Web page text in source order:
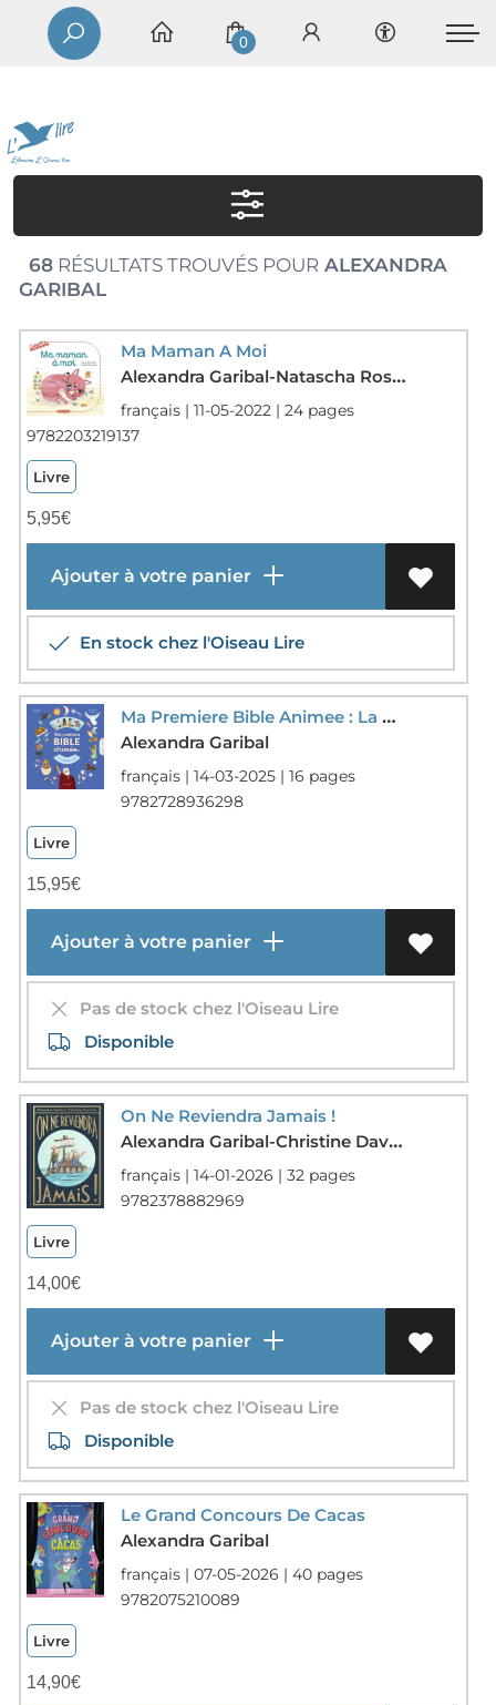
0
68RÉSULTATS TROUVÉS POURALEXANDRA
GARIBAL
Ma Maman A Moi
Alexandra Garibal-Natascha Rosenberg
français | 11-05-2022 | 24 pages
9782203219137
Livre
5,95€
Ajouter à votre panier
En stock chez l'Oiseau Lire
Ma Premiere Bible Animee : La Creation Du Monde
Alexandra Garibal
français | 14-03-2025 | 16 pages
9782728936298
Livre
15,95€
Ajouter à votre panier
Pas de stock chez l'Oiseau Lire
Disponible
On Ne Reviendra Jamais !
Alexandra Garibal-Christine Davenier
français | 14-01-2026 | 32 pages
9782378882969
Livre
14,00€
Ajouter à votre panier
Pas de stock chez l'Oiseau Lire
Disponible
Le Grand Concours De Cacas
Alexandra Garibal
français | 07-05-2026 | 40 pages
9782075210089
Livre
14,90€